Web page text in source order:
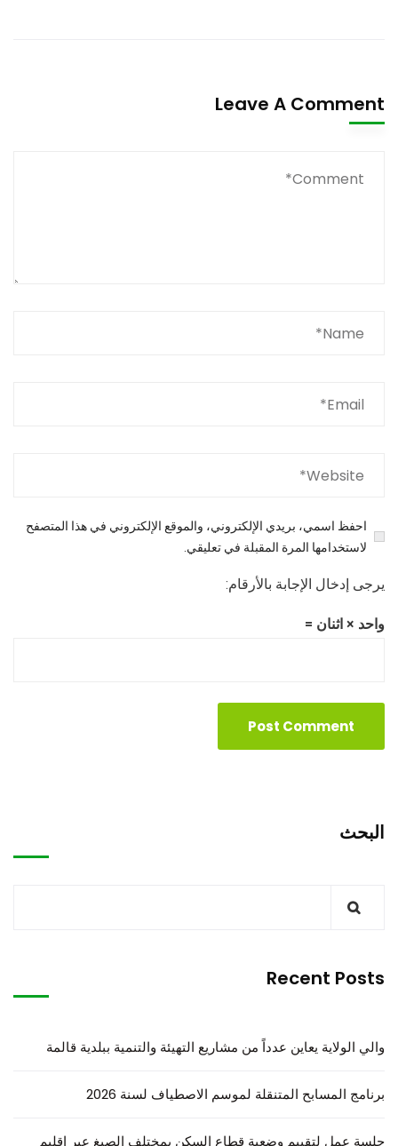
Leave A Comment
احفظ اسمي، بريدي الإلكتروني، والموقع الإلكتروني في هذا المتصفح
لاستخدامها المرة المقبلة في تعليقي.
يرجى إدخال الإجابة بالأرقام:
واحد × اثنان =
البحث
Recent Posts
والي الولاية يعاين عدداً من مشاريع التهيئة والتنمية ببلدية قالمة
برنامج المسابح المتنقلة لموسم الاصطياف لسنة 2026
جلسة عمل لتقييم وضعية قطاع السكن بمختلف الصيغ عبر إقليم